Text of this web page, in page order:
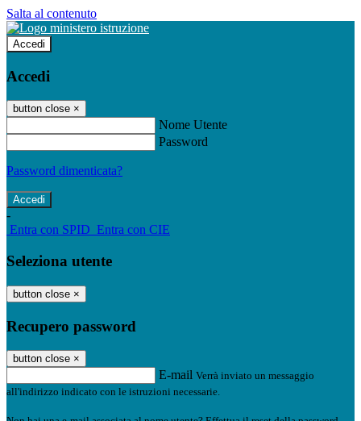
Salta al contenuto
Accedi
Accedi
button close ×
Nome Utente
Password
Password dimenticata?
-
Entra con SPID Entra con CIE
Seleziona utente
button close ×
Recupero password
button close ×
E-mail Verrà inviato un messaggio
all'indirizzo indicato con le istruzioni necessarie.